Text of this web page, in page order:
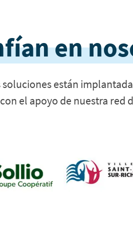
en
soluciones están
el apoyo de nuestra red